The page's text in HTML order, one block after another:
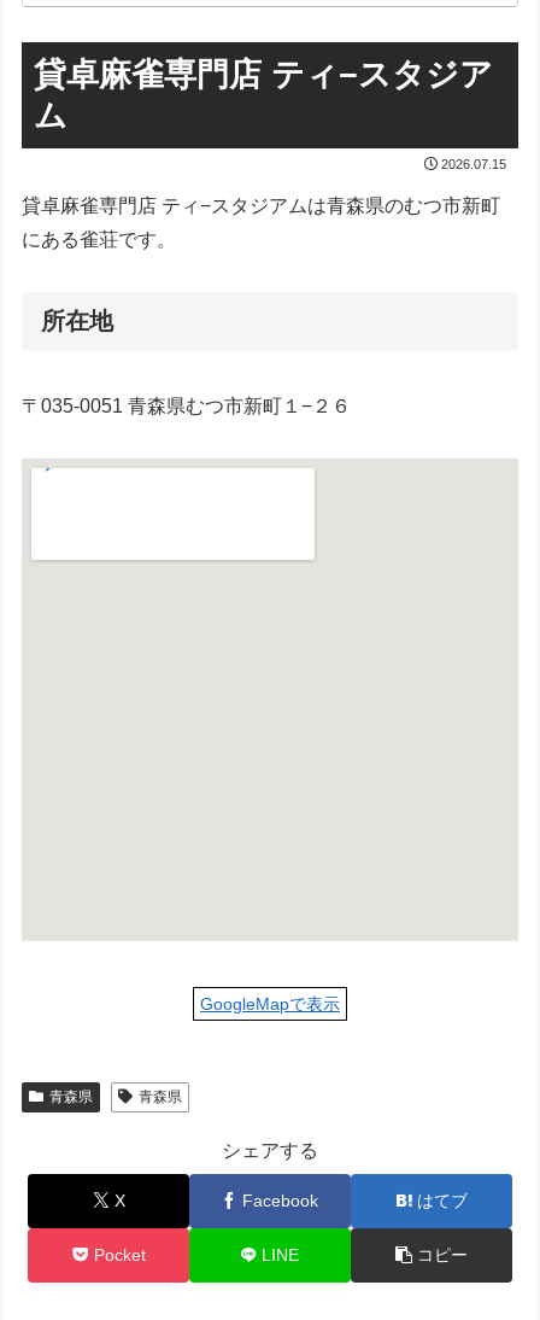
貸卓麻雀専門店 ティ−スタジア
ム
2026.07.15
貸卓麻雀専門店 ティ−スタジアムは青森県のむつ市新町
にある雀荘です。
所在地
〒035-0051 青森県むつ市新町１−２６
GoogleMapで表示
青森県 青森県
シェアする
X Facebook はてブ
Pocket LINE コピー